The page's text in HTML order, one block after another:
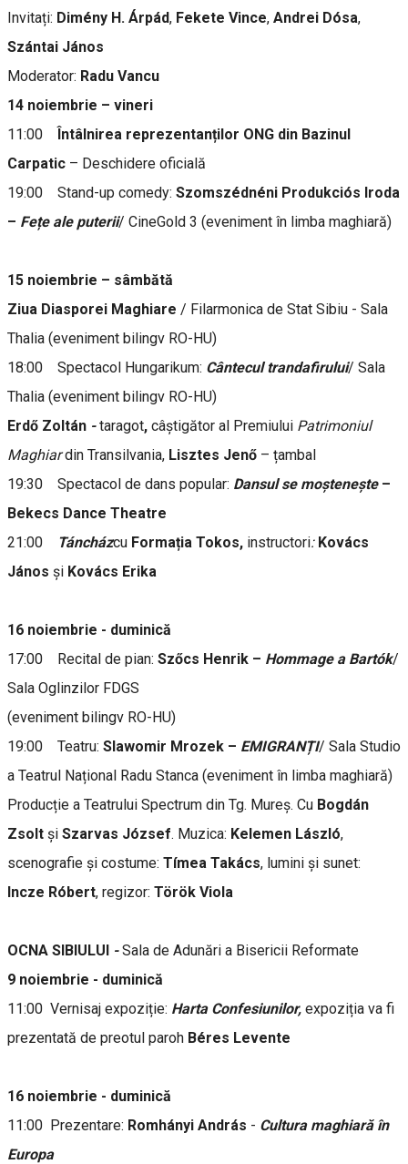
Invitați: Dimény H. Árpád, Fekete Vince, Andrei Dósa,
Szántai János
Moderator: Radu Vancu
14 noiembrie – vineri
11:00 Întâlnirea reprezentanților ONG din Bazinul
Carpatic – Deschidere oficială
19:00 Stand-up comedy: Szomszédnéni Produkciós Iroda
– Fețe ale puterii/ CineGold 3 (eveniment în limba maghiară)
15 noiembrie – sâmbătă
Ziua Diasporei Maghiare / Filarmonica de Stat Sibiu - Sala
Thalia (eveniment bilingv RO-HU)
18:00 Spectacol Hungarikum: Cântecul trandafirului/ Sala
Thalia (eveniment bilingv RO-HU)
Erdő Zoltán -taragot, câștigător al Premiului Patrimoniul
Maghiardin Transilvania, Lisztes Jenő – țambal
19:30 Spectacol de dans popular: Dansul se moștenește–
Bekecs Dance Theatre
21:00
Táncházcu Formația Tokos, instructori: Kovács
János și Kovács Erika
16 noiembrie - duminică
17:00 Recital de pian: Szőcs Henrik – Hommage a Bartók/
Sala Oglinzilor FDGS
(eveniment bilingv RO-HU)
19:00 Teatru: Slawomir Mrozek – EMIGRANȚI/ Sala Studio
a Teatrul Național Radu Stanca (eveniment în limba maghiară)
Producție a Teatrului Spectrum din Tg. Mureș. Cu Bogdán
Zsolt și Szarvas József. Muzica: Kelemen László,
scenografie și costume: Tímea Takács, lumini și sunet:
Incze Róbert, regizor: Török Viola
OCNA SIBIULUI -Sala de Adunări a Bisericii Reformate
9 noiembrie - duminică
11:00 Vernisaj expoziție: Harta Confesiunilor, expoziția va fi
prezentată de preotul paroh Béres Levente
16 noiembrie - duminică
11:00 Prezentare: Romhányi András - Cultura maghiară în
Europa